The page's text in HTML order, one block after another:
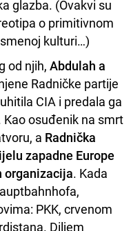
glazba. (Ovakvi su
o primitivnom
kulturi…)
od njih, Abdulah a
Radničke partije
CIA i predala ga
osuđenik na smrt
a Radnička
zapadne Europe
organizacija. Kada
PKK, crvenom
Diljem